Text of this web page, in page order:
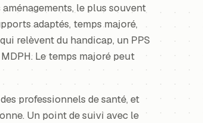
le plus souvent
adaptés, temps majoré,
relèvent du handicap, un PPS
Le temps majoré peut
professionnels de santé, et
Un point de suivi avec le